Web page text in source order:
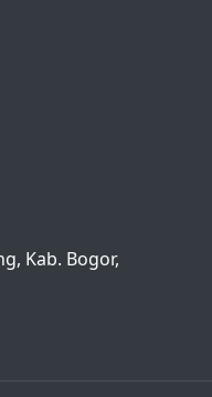
Kab. Bogor,